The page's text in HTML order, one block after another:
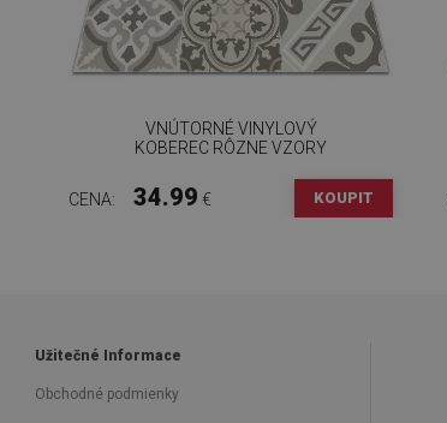
VNÚTORNÉ VINYLOVÝ
KOBEREC RÔZNE VZORY
CENA: 34.99 € KOUPIT
Užitečné Informace
Obchodné podmienky